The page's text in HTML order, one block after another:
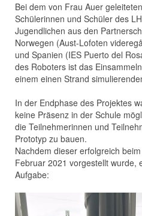
Bei dem von Frau Auer
Schülerinnen und Schüler des
Jugendlichen aus den
Norwegen (Aust-Lofoten
und Spanien (IES Puerto del
des Roboters ist das
einem einen Strand
In der Endphase des Projektes
keine Präsenz in der Schule
die Teilnehmerinnen und
Prototyp zu bauen.
Nachdem dieser erfolgreich
Februar 2021 vorgestellt wurde,
Aufgabe: